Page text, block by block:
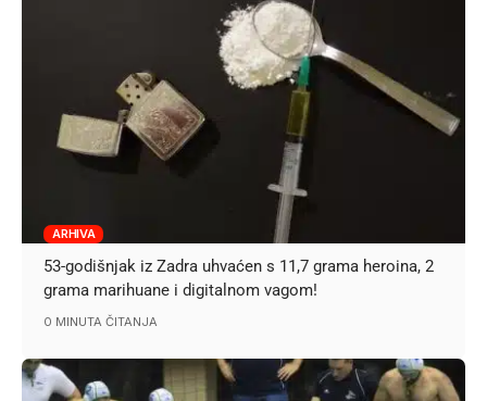
ARHIVA
53-godišnjak iz Zadra uhvaćen s 11,7 grama heroina, 2
grama marihuane i digitalnom vagom!
0 MINUTA ČITANJA